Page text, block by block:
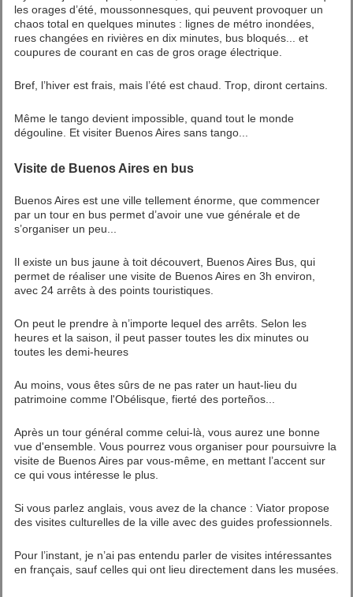
les orages d’été, moussonnesques, qui peuvent provoquer un
chaos total en quelques minutes : lignes de métro inondées,
rues changées en rivières en dix minutes, bus bloqués... et
coupures de courant en cas de gros orage électrique.
Bref, l’hiver est frais, mais l’été est chaud. Trop, diront certains.
Même le tango devient impossible, quand tout le monde
dégouline. Et visiter Buenos Aires sans tango...
Visite de Buenos Aires en bus
Buenos Aires est une ville tellement énorme, que commencer
par un tour en bus permet d’avoir une vue générale et de
s’organiser un peu...
Il existe un bus jaune à toit découvert, Buenos Aires Bus, qui
permet de réaliser une visite de Buenos Aires en 3h environ,
avec 24 arrêts à des points touristiques.
On peut le prendre à n’importe lequel des arrêts. Selon les
heures et la saison, il peut passer toutes les dix minutes ou
toutes les demi-heures
Au moins, vous êtes sûrs de ne pas rater un haut-lieu du
patrimoine comme l'Obélisque, fierté des porteños...
Après un tour général comme celui-là, vous aurez une bonne
vue d'ensemble. Vous pourrez vous organiser pour poursuivre la
visite de Buenos Aires par vous-même, en mettant l’accent sur
ce qui vous intéresse le plus.
Si vous parlez anglais, vous avez de la chance : Viator propose
des visites culturelles de la ville avec des guides professionnels.
Pour l’instant, je n’ai pas entendu parler de visites intéressantes
en français, sauf celles qui ont lieu directement dans les musées.